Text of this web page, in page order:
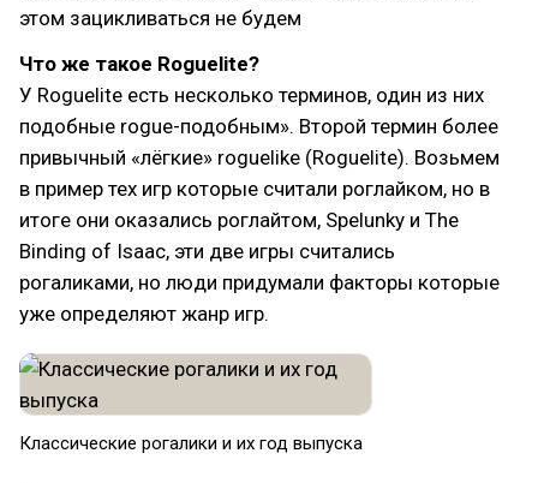
этом зацикливаться не будем
Что же такое Roguelite?
У Roguelite есть несколько терминов, один из них
подобные rogue-подобным». Второй термин более
привычный «лёгкие» roguelike (Roguelite). Возьмем
в пример тех игр которые считали роглайком, но в
итоге они оказались роглайтом, Spelunky и The
Binding of Isaac, эти две игры считались
рогаликами, но люди придумали факторы которые
уже определяют жанр игр.
Классические рогалики и их год выпуска